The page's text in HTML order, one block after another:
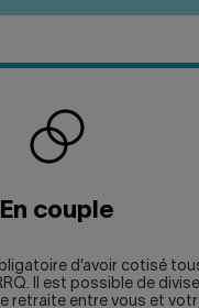
En couple
d’avoir cotisé
Il est possible de
retraite entre vous et